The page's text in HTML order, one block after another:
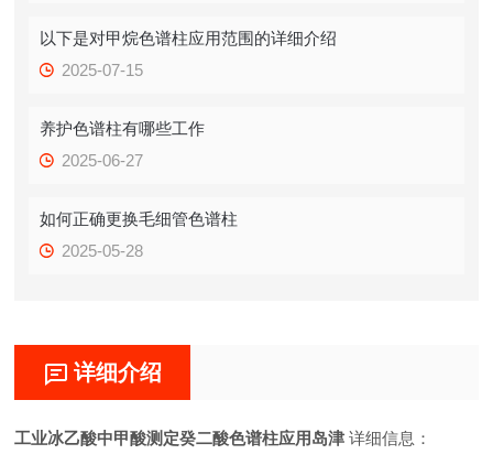
以下是对甲烷色谱柱应用范围的详细介绍
2025-07-15
养护色谱柱有哪些工作
2025-06-27
如何正确更换毛细管色谱柱
2025-05-28
详细介绍
工业冰乙酸中甲酸测定癸二酸色谱柱应用岛津 详细信息：